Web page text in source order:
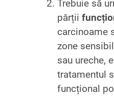
Trebuie să
părții
carcinoame
zone
sau ureche,
tratamentul
funcțional